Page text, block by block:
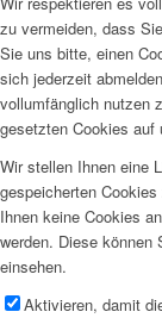
zu vermeiden, dass
Sie uns bitte, einen
sich jederzeit
vollumfänglich nutzen
gesetzten Cookies auf
Wir stellen Ihnen eine
gespeicherten
Ihnen keine Cookies
werden. Diese können
einsehen.
Aktivieren, damit